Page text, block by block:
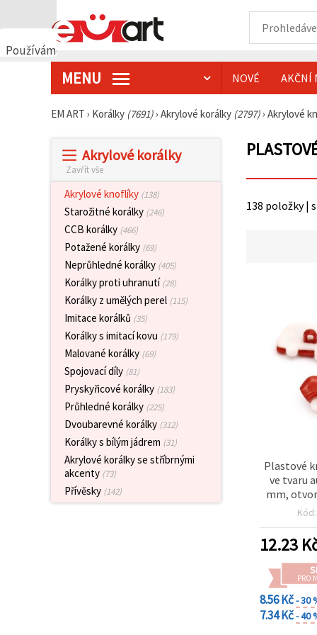
Používáme
MENU NOVÉ AKČNÍ
EM ART › Korálky (7691)› Akrylové korálky (2797)› Akrylové
Akrylové korálky
Zavřít vše
Akrylové knoflíky (138)
Starožitné korálky (246)
CCB korálky (466)
Potažené korálky (69)
Neprůhledné korálky (405)
Korálky proti uhranutí(28)
Korálky z umělých perel (115)
Imitace korálků (35)
Korálky s imitací kovu (179)
Malované korálky (69)
Spojovací díly (81)
Pryskyřicové korálky (183)
Průhledné korálky (225)
Dvoubarevné korálky (312)
Korálky s bílým jádrem (31)
Akrylové korálky se stříbrnými
akcenty (73)
Přívěsky (142)
138 položky |
Plastové
ve tvaru
mm,
červená
Kód:
12.23
PRO
8.56 Kč- 30
7.34 Kč- 40